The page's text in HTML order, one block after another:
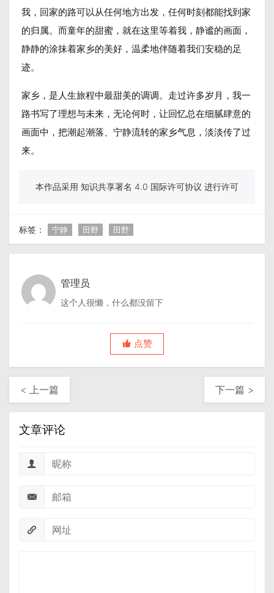
我，回家的路可以从任何地方出发，任何时刻都能找到家
的归属。而童年的甜蜜，就在这里等着我，静谧的画面，
静静的涂抹着家乡的美好，温柔地伴随着我们安稳的足
迹。
家乡，是人生旅程中最甜美的调调。走过许多岁月，我一
路书写了理想与未来，无论何时，让回忆总在细腻肆意的
画面中，把潮起潮落、宁静流转的家乡气息，淡淡传了过
来。
本作品采用 知识共享署名 4.0 国际许可协议 进行许可
标签： 宁静 田野 田野
管理员
这个人很懒，什么都没留下
点赞
< 上一篇 下一篇 >
文章评论